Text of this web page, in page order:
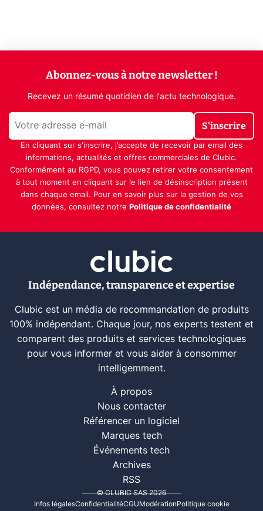
Abonnez-vous à notre newsletter !
Recevez un résumé quotidien de l'actu technologique.
S'inscrire
En cliquant sur s'inscrire, j’accepte de recevoir par email des
informations, actualités et offres commerciales de Clubic.
Conformément au RGPD, vous pouvez retirer votre consentement
à tout moment en cliquant sur le lien de désinscription présent
dans chaque email. Pour en savoir plus sur la gestion de vos
données, consultez notre Politique de confidentialité
Indépendance, transparence et expertise
Clubic est un média de recommandation de produits
100% indépendant. Chaque jour, nos experts testent et
comparent des produits et services technologiques
pour vous informer et vous aider à consommer
intelligemment.
À propos
Nous contacter
Référencer un logiciel
Marques tech
Événements tech
Archives
RSS
© CLUBIC SAS 2026
Infos légalesConfidentialitéCGUModérationPolitique cookie